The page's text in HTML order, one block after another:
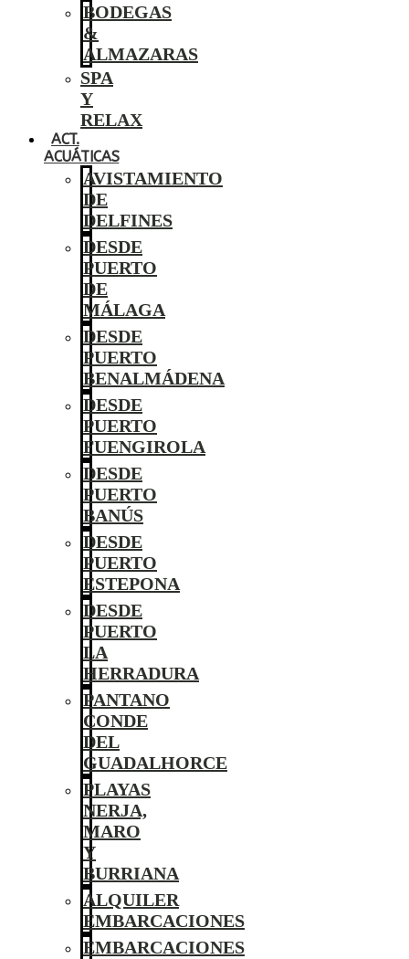
BODEGAS
&
ALMAZARAS
SPA
Y
RELAX
ACT.
ACUÁTICAS
AVISTAMIENTO
DE
DELFINES
DESDE
PUERTO
DE
MÁLAGA
DESDE
PUERTO
BENALMÁDENA
DESDE
PUERTO
FUENGIROLA
DESDE
PUERTO
BANÚS
DESDE
PUERTO
ESTEPONA
DESDE
PUERTO
LA
HERRADURA
PANTANO
CONDE
DEL
GUADALHORCE
PLAYAS
NERJA,
MARO
Y
BURRIANA
ALQUILER
EMBARCACIONES
EMBARCACIONES